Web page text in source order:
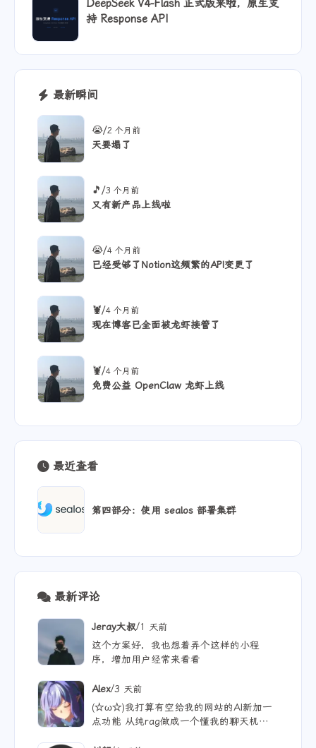
DeepSeek V4-Flash 正式版来啦，原生支
持 Response API
最新瞬间
😭/ 2 个月前
天要塌了
🎵/3 个月前
又有新产品上线啦
😭/ 4 个月前
已经受够了Notion这频繁的API变更了
🦞/4 个月前
现在博客已全面被龙虾接管了
🦞/4 个月前
免费公益 OpenClaw 龙虾上线
最近查看
第四部分：使用 sealos 部署集群
最新评论
Jeray大叔/ 1 天前
这个方案好，我也想着弄个这样的小程
序，增加用户经常来看看
Alex/ 3 天前
(☆ω☆)我打算有空给我的网站的AI新加一
点功能 从纯rag做成一个懂我的聊天机器